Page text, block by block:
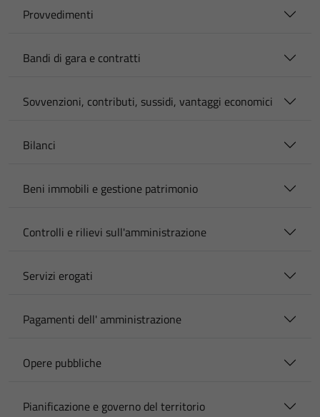
Provvedimenti
Bandi di gara e contratti
Sovvenzioni, contributi, sussidi, vantaggi economici
Bilanci
Beni immobili e gestione patrimonio
Controlli e rilievi sull'amministrazione
Servizi erogati
Pagamenti dell' amministrazione
Opere pubbliche
Pianificazione e governo del territorio